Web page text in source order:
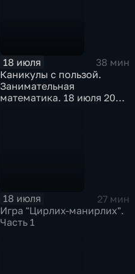
18 июля
38 мин
Каникулы с пользой.
Занимательная
математика. 18 июля 2026
18 июля
27 мин
Игра "Цирлих-манирлих".
Часть 1